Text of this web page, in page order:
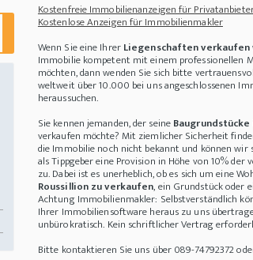
Kostenfreie Immobilienanzeigen für
Kostenlose Anzeigen für Immobilienmakler
Wenn Sie eine IhrerLiegenschaften verkaufen
Immobilie kompetent mit einem professionellen
möchten, dann wenden Sie sich bitte
weltweit über 10.000 bei uns angeschlossenen
heraussuchen.
Sie kennen jemanden, der seine
verkaufen möchte? Mit ziemlicher Sicherheit
die Immobilie noch nicht bekannt und können
als Tippgeber eine Provision in Höhe von 10%
zu. Dabei ist es unerheblich, ob es sich um eine
Roussillion zu verkaufen, ein Grundstück oder
Achtung Immobilienmakler: Selbstverständlich
Ihrer Immobiliensoftware heraus zu uns
unbürokratisch. Kein schriftlicher Vertrag
Bitte kontaktieren Sie uns über 089-74792372